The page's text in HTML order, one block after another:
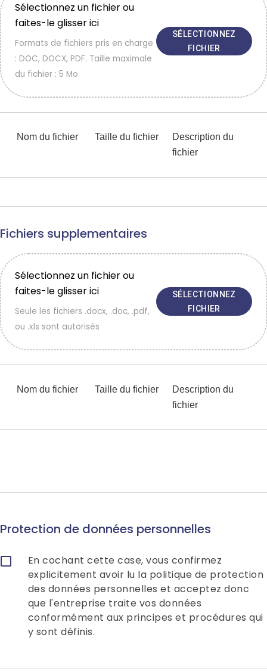
Nom du fichier Taille du fichier
Description du
fichier
Sélectionnez un fichier ou
faites-le glisser ici
Formats de fichiers pris en charge
: DOC, DOCX, PDF. Taille maximale
du fichier : 5 Mo
SÉLECTIONNEZ
FICHIER
Fichiers supplementaires
Nom du fichier Taille du fichier
Description du
fichier
Sélectionnez un fichier ou
faites-le glisser ici
Seule les fichiers .docx, .doc, .pdf,
ou .xls sont autorisés
SÉLECTIONNEZ
FICHIER
Protection de données personnelles
En cochant cette case, vous confirmez
explicitement avoir lu la politique de protection
des données personnelles et acceptez donc
que l'entreprise traite vos données
conformément aux principes et procédures qui
y sont définis.